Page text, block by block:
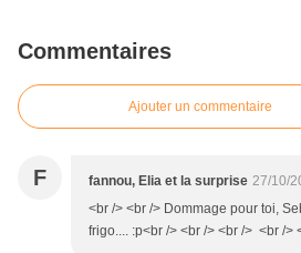
Commentaires
Ajouter un commentaire
F fannou, Elia et la surprise 27/10/
<br /> <br /> Dommage pour toi,
frigo.... :p<br /> <br /> <br /> <br />